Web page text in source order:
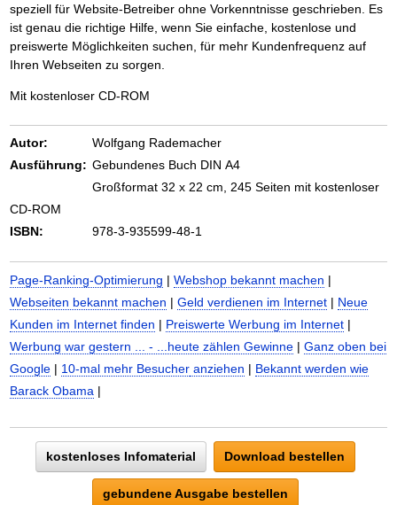
speziell für Website-Betreiber ohne Vorkenntnisse geschrieben. Es
ist genau die richtige Hilfe, wenn Sie einfache, kostenlose und
preiswerte Möglichkeiten suchen, für mehr Kundenfrequenz auf
Ihren Webseiten zu sorgen.
Mit kostenloser CD-ROM
Autor:
Wolfgang Rademacher
Ausführung: Gebundenes Buch DIN A4
Großformat 32 x 22 cm, 245 Seiten mit kostenloser
CD-ROM
ISBN:
978-3-935599-48-1
Page-Ranking-Optimierung | Webshop bekannt machen |
Webseiten bekannt machen | Geld verdienen im Internet| Neue
Kunden im Internet finden | Preiswerte Werbung im Internet|
Werbung war gestern ... - ...heute zählen Gewinne| Ganz oben bei
Google| 10-mal mehr Besucheranziehen | Bekannt werden wie
Barack Obama |
kostenloses Infomaterial Download bestellen
gebundene Ausgabe bestellen